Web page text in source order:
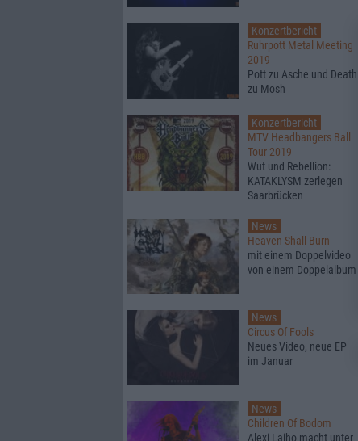
Konzertbericht
Ruhrpott Metal Meeting
2019
Pott zu Asche und Death
zu Mosh
Konzertbericht
MTV Headbangers Ball
Tour 2019
Wut und Rebellion:
KATAKLYSM zerlegen
Saarbrücken
News
Heaven Shall Burn
mit einem Doppelvideo
von einem Doppelalbum
News
Circus Of Fools
Neues Video, neue EP
im Januar
News
Children Of Bodom
Alexi Laiho macht unter